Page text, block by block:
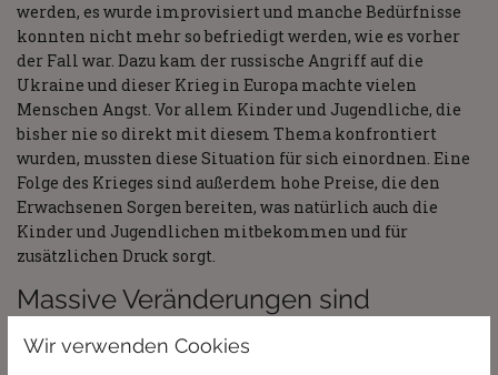
werden, es wurde improvisiert und manche Bedürfnisse
konnten nicht mehr so befriedigt werden, wie es vorher
der Fall war. Dazu kam der russische Angriff auf die
Ukraine und dieser Krieg in Europa machte vielen
Menschen Angst. Vor allem Kinder und Jugendliche, die
bisher nie so direkt mit diesem Thema konfrontiert
wurden, mussten diese Situation für sich einordnen. Eine
Folge des Krieges sind außerdem hohe Preise, die den
Erwachsenen Sorgen bereiten, was natürlich auch die
Kinder und Jugendlichen mitbekommen und für
zusätzlichen Druck sorgt.
Massive Veränderungen sind
Alarmzeichen
Wir verwenden Cookies